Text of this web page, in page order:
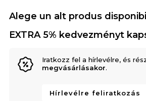
Alege un alt produs
EXTRA 5% kedvezményt
Iratkozz fel a hírlevélre, és
megvásárlásakor.
Hírlevélre feliratkozás